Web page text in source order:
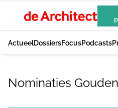
ActueelDossiersFocusPodcasts
Nominaties